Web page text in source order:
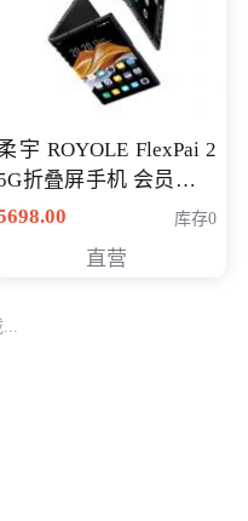
宇 ROYOLE FlexPai 2
折叠屏手机 会员专享
买价格 4998元
库存0
直营